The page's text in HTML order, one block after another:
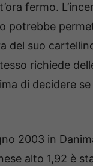
fermo.
potrebbe
del suo
richiede
di decidere
2003 in
alto 1,92 è